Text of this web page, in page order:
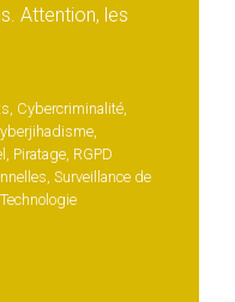
Attention, les
, Cybercriminalité,
,
, Piratage, RGPD
, Surveillance de
Technologie